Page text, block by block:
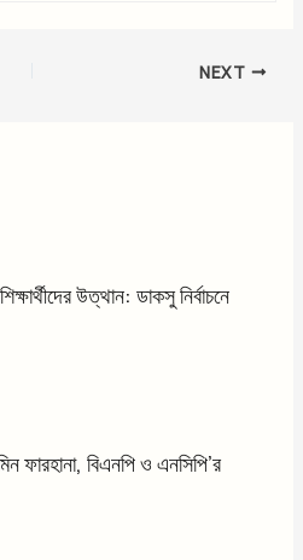
NEXT
উত্থান: ডাকসু নির্বাচনে
ফারহানা, বিএনপি ও এনসিপি’র